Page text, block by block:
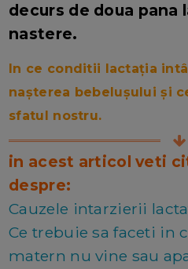
decurs de doua pana
nastere.
In ce conditii lactația
nașterea bebelușului și
sfatul nostru.
in acest articol veti
despre:
Cauzele intarzierii
Ce trebuie sa faceti in
matern nu vine sau